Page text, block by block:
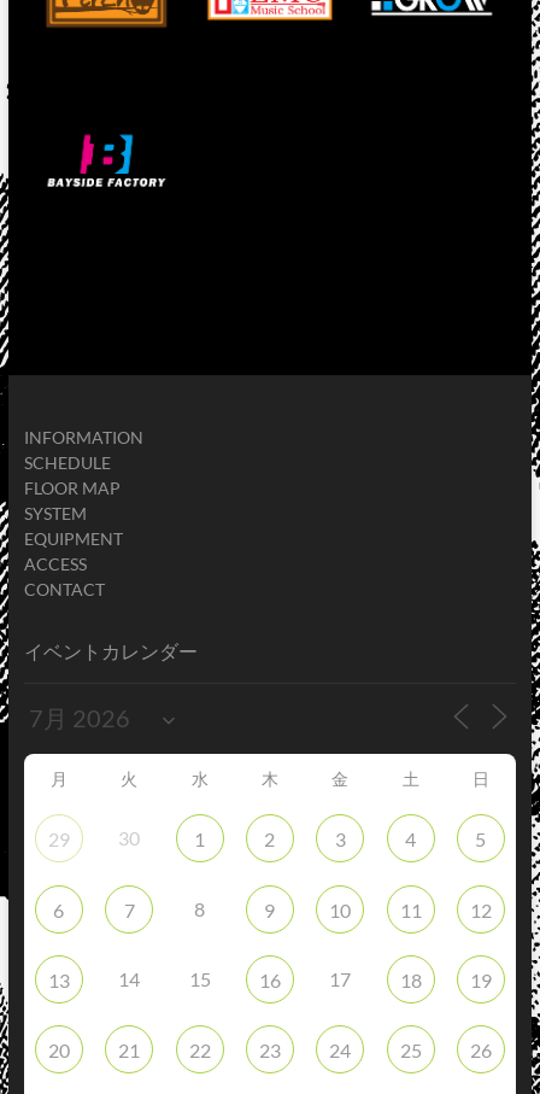
INFORMATION
SCHEDULE
FLOOR MAP
SYSTEM
EQUIPMENT
ACCESS
CONTACT
イベントカレンダー
月 火 水 木 金 土 日
29 30 1 2 3 4 5
6 7 8 9 10 11 12
13 14 15 16 17 18 19
20 21 22 23 24 25 26